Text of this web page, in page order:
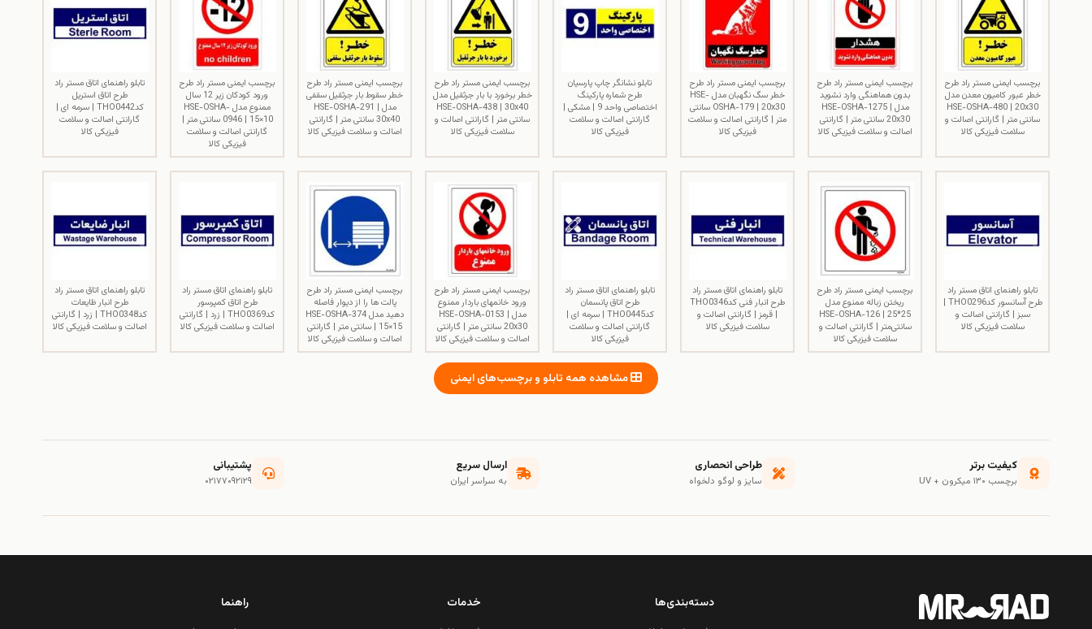
برچسب ایمنی مستر راد طرح
خطر عبور کامیون معدن مدل
HSE-OSHA-480 | 20x30
سانتی متر | گارانتی اصالت و
سلامت فیزیکی کالا
برچسب ایمنی مستر راد طرح
بدون هماهنگی وارد نشوید
مدل HSE-OSHA-1275 |
20x30 سانتی متر | گارانتی
اصالت و سلامت فیزیکی کالا
برچسب ایمنی مستر راد طرح
خطر سگ نگهبان مدل HSE-
OSHA-179 | 20x30 سانتی
متر | گارانتی اصالت و سلامت
فیزیکی کالا
تابلو نشانگر چاپ پارسیان
طرح شماره پارکینگ
اختصاصی واحد 9 | مشکی |
گارانتی اصالت و سلامت
فیزیکی کالا
برچسب ایمنی مستر راد طرح
خطر برخورد با بار جرثقیل مدل
HSE-OSHA-438 | 30x40
سانتی متر | گارانتی اصالت و
سلامت فیزیکی کالا
برچسب ایمنی مستر راد طرح
خطر سقوط بار جرثقیل سقفی
مدل HSE-OSHA-291 |
30x40 سانتی متر | گارانتی
اصالت و سلامت فیزیکی کالا
برچسب ایمنی مستر راد طرح
ورود کودکان زیر 12 سال
ممنوع مدل HSE-OSHA-
0946 | 15×10 سانتی متر |
گارانتی اصالت و سلامت
فیزیکی کالا
تابلو راهنمای اتاق مستر راد
طرح اتاق استریل
کدTHO0442 | سرمه ای |
گارانتی اصالت و سلامت
فیزیکی کالا
تابلو راهنمای اتاق مستر راد
طرح آسانسور کدTHO0296 |
سبز | گارانتی اصالت و
سلامت فیزیکی کالا
برچسب ایمنی مستر راد طرح
ریختن زباله ممنوع مدل
HSE-OSHA-126 | 25*25
سانتی‌متر | گارانتی اصالت و
سلامت فیزیکی کالا
تابلو راهنمای اتاق مستر راد
طرح انبار فنی کدTHO0346
| قرمز | گارانتی اصالت و
سلامت فیزیکی کالا
تابلو راهنمای اتاق مستر راد
طرح اتاق پانسمان
کدTHO0445 | سرمه ای |
گارانتی اصالت و سلامت
فیزیکی کالا
برچسب ایمنی مستر راد طرح
ورود خانمهای باردار ممنوع
مدل HSE-OSHA-0153 |
20x30 سانتی متر | گارانتی
اصالت و سلامت فیزیکی کالا
برچسب ایمنی مستر راد طرح
پالت ها را از دیوار فاصله
دهید مدل HSE-OSHA-374
| 15×15 سانتی متر | گارانتی
اصالت و سلامت فیزیکی کالا
تابلو راهنمای اتاق مستر راد
طرح اتاق کمپرسور
کدTHO0369 | زرد | گارانتی
اصالت و سلامت فیزیکی کالا
تابلو راهنمای اتاق مستر راد
طرح انبار ظایعات
کدTHO0348 | زرد | گارانتی
اصالت و سلامت فیزیکی کالا
مشاهده همه تابلو و برچسب‌های ایمنی
کیفیت برتر
برچسب ۱۳۰ میکرون + UV
طراحی انحصاری
سایز و لوگو دلخواه
ارسال سریع
به سراسر ایران
پشتیبانی
۰۲۱۷۷۰۹۲۱۲۹
دسته‌بندی‌ها خدمات راهنما